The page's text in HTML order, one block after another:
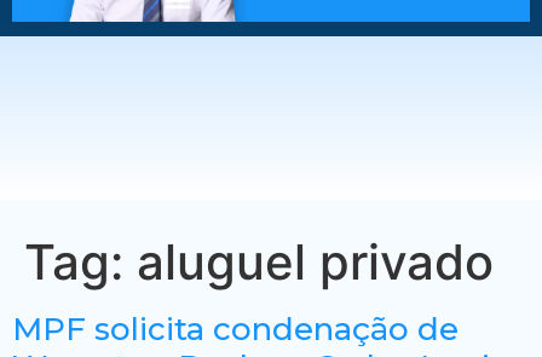
Tag: aluguel privado
MPF solicita condenação de